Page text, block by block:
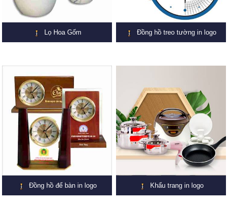
Lọ Hoa Gốm Đồng hồ treo tường in logo
Đồng hồ để bàn in logo Khẩu trang in logo